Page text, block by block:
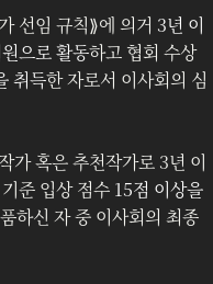
선임 규칙⟫에 의거 3년 이
으로 활동하고 협회 수상
취득한 자로서 이사회의 심
가 혹은 추천작가로 3년 이
준 입상 점수 15점 이상을
하신 자 중 이사회의 최종